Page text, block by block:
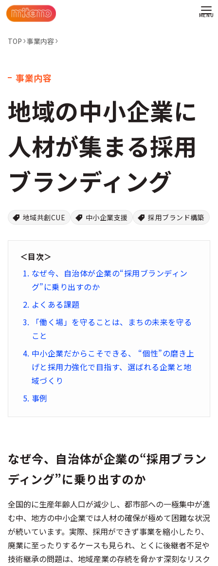
報
ー
TOP 事業内容
事業内容
地域の中小企業に
人材が集まる採用
ブランディング
地域共創CUE 中小企業支援 採用ブランド構築
＜目次＞
なぜ今、自治体が企業の“採用ブランディン
グ”に乗り出すのか
よくある課題
「働く場」を守ることは、まちの未来を守る
こと
中小企業だからこそできる、 “個性”の磨き上
げと採用力強化で目指す、選ばれる企業と地
域づくり
事例
なぜ今、自治体が企業の“採用ブラン
ディング”に乗り出すのか
全国的に生産年齢人口が減少し、都市部への一極集中が進
む中、地方の中小企業では人材の確保が極めて困難な状況
が続いています。実際、採用ができず事業を縮小したり、
廃業に至ったりするケースも見られ、とくに後継者不足や
技術継承の問題は、地域産業の存続を脅かす深刻なリスク